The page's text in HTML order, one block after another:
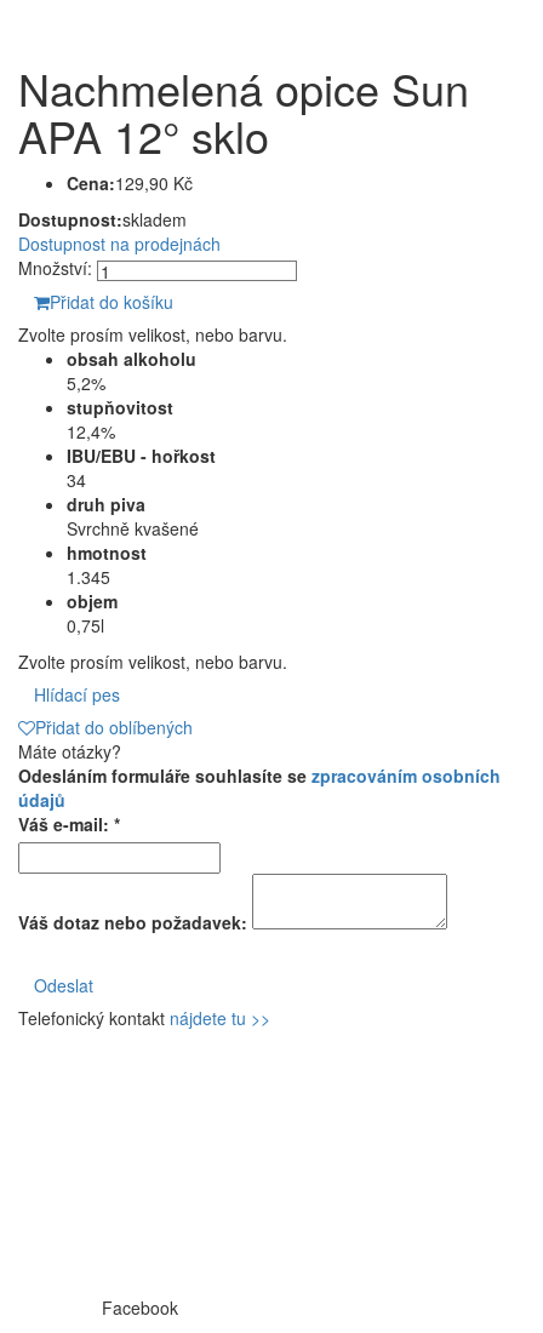
Nachmelená opice Sun
APA 12° sklo
Cena:129,90 Kč
Dostupnost:skladem
Dostupnost na prodejnách
Množství:
Přidat do košíku
Zvolte prosím velikost, nebo barvu.
obsah alkoholu
5,2%
stupňovitost
12,4%
IBU/EBU - hořkost
34
druh piva
Svrchně kvašené
hmotnost
1.345
objem
0,75l
Zvolte prosím velikost, nebo barvu.
Hlídací pes
Přidat do oblíbených
Máte otázky?
Odesláním formuláře souhlasíte se zpracováním osobních
údajů
Váš e-mail: *
Váš dotaz nebo požadavek:
Odeslat
Telefonický kontakt nájdete tu >>
Facebook